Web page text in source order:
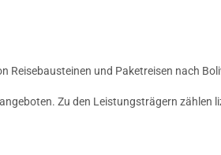
Reisebausteinen und Paketreisen nach
Zu den Leistungsträgern zählen